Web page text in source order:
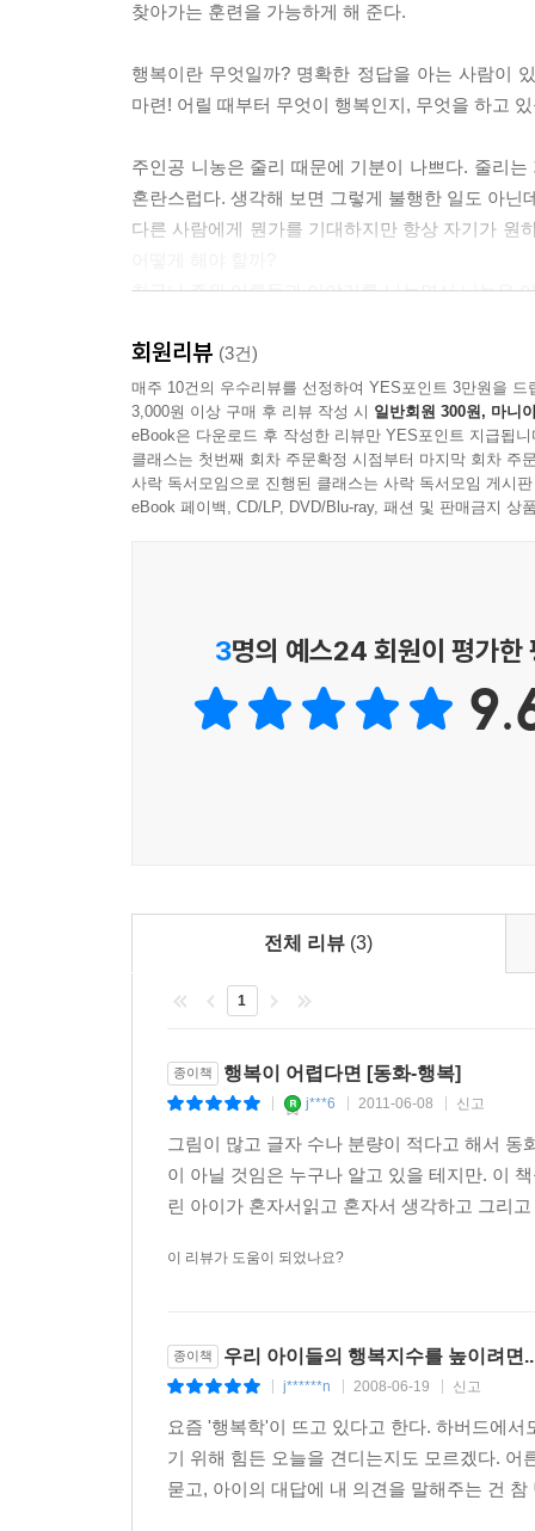
찾아가는 훈련을 가능하게 해 준다.
행복이란 무엇일까? 명확한 정답을 아는 사람이
마련! 어릴 때부터 무엇이 행복인지, 무엇을 하고
주인공 니농은 줄리 때문에 기분이 나쁘다. 줄리
혼란스럽다. 생각해 보면 그렇게 불행한 일도 아닌
다른 사람에게 뭔가를 기대하지만 항상 자기가 원
친구나 주위 어른들과 이야기를 나누면서 니농은
이 책 《행복》에서는 행복은 이거야, 하고 어른
행복과 불행을 주제로 가족과 친구들, 이웃집 할아
꾸며졌다. 어린이 독자는 니농과 함께 “왜 그런가
● 행복한 삶을 살아가려면?
간간이 ‘싯다르타’ 이야기, 그리스 신화의 <다
주제의 예로 등장시켜 더욱 흥미를 자아낸다.
사회성을 배우고 가치관을 만들어 가기 시작하는
회원리뷰 (3건)
매주 10건의 우수리뷰를 선정하여 YES포인트 3만원을 드
3,000원 이상 구매 후 리뷰 작성 시 일반회원 300원, 마니
eBook은 다운로드 후 작성한 리뷰만 YES포인트 지급됩니
클래스는 첫번째 회차 주문확정 시점부터 마지막 회차 주
사락 독서모임으로 진행된 클래스는 사락 독서모임 게시
eBook 페이백, CD/LP, DVD/Blu-ray, 패션 및 판매금지 상
3명의 예스24 회원이 평가한
전체 리뷰 (3)
1
종이책 행복이 어렵다면 [동화-행복]
j***6 2011-06-08 신고
그림이 많고 글자 수나 분량이 적다고 해서
이 아닐 것임은 누구나 알고 있을 테지만. 이
린 아이가 혼자서읽고 혼자서 생각하고 그리
이 리뷰가 도움이 되었나요?
종이책 우리 아이들의 행복지수를 높이려면
j******n 2008-06-19 신고
요즘 '행복학'이 뜨고 있다고 한다. 하버드에
기 위해 힘든 오늘을 견디는지도 모르겠다.
묻고, 아이의 대답에 내 의견을 말해주는 건